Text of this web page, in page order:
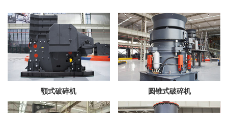
颚式破碎机 圆锥式破碎机